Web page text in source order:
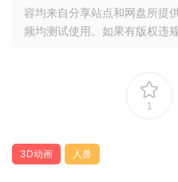
容均来自分享站点和网盘所提
频均测试使用。如果有版权违
1
3D动画 人兽